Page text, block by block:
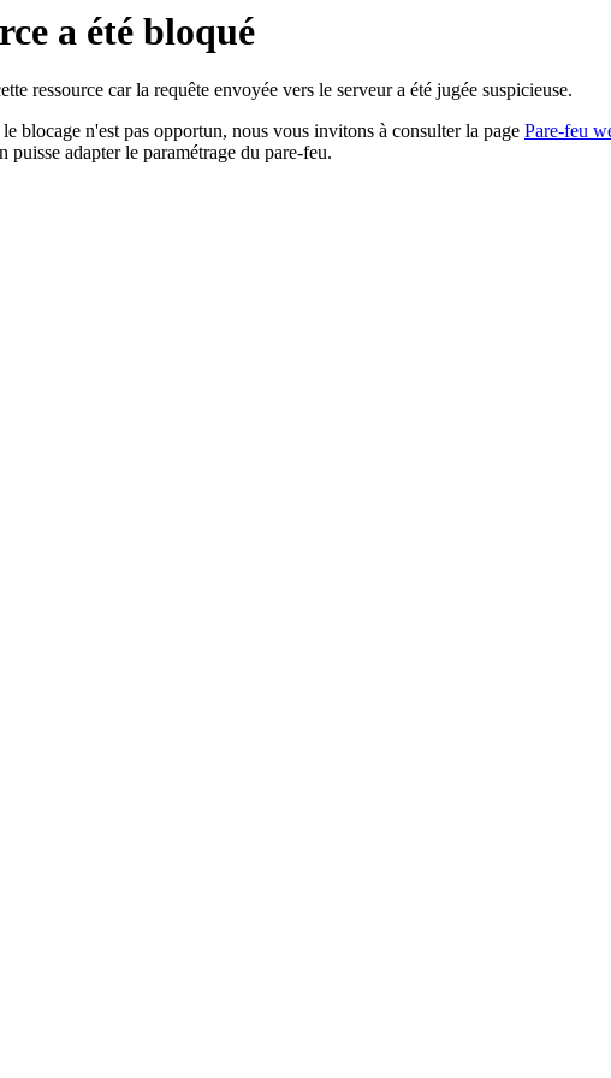
a été bloqué
ressource car la requête envoyée vers le serveur a été jugée suspicieuse.
blocage n'est pas opportun, nous vous invitons à consulter la page Pare-feu
adapter le paramétrage du pare-feu.